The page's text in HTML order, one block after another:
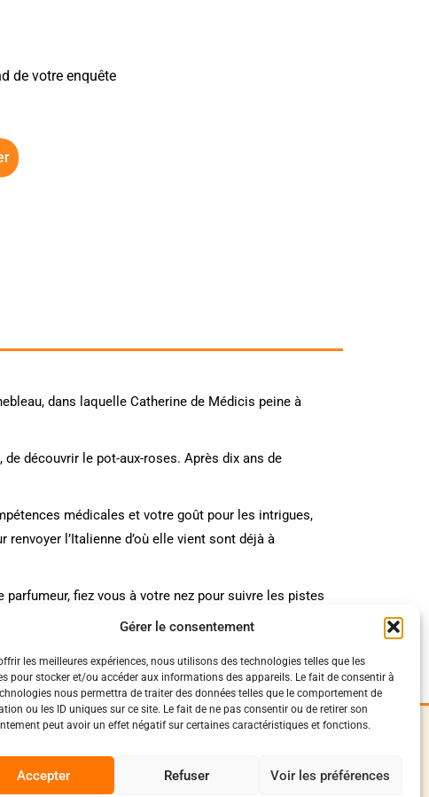
Gérer le consentement
les meilleures expériences, nous utilisons des technologies telles que les
pour stocker et/ou accéder aux informations des appareils. Le fait de consentir à
nous permettra de traiter des données telles que le comportement de
ou les ID uniques sur ce site. Le fait de ne pas consentir ou de retirer son
peut avoir un effet négatif sur certaines caractéristiques et fonctions.
Accepter Refuser Voir les préférences
de votre enquête
dans laquelle Catherine de Médicis peine à
découvrir le pot-aux-roses. Après dix ans de
médicales et votre goût pour les intrigues,
l’Italienne d’où elle vient sont déjà à
fiez vous à votre nez pour suivre les pistes
de confidentialité
de vente et livraison
Suivez-Nous
Facebook